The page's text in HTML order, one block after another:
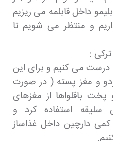
داخل قابلمه می ریزیم
و منتظر می شویم تا
ترکی :
درست می کنیم و برای این
و مغز پسته ( در صورت
باقلواها از مغزهای
سلیقه استفاده کرد و
کمی دارچین داخل غذاساز